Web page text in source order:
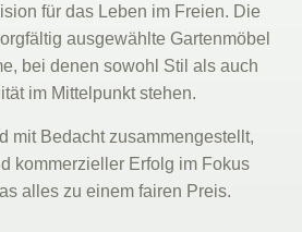
für das Leben im Freien. Die
ausgewählte Gartenmöbel
bei denen sowohl Stil als auch
im Mittelpunkt stehen.
mit Bedacht zusammengestellt,
kommerzieller Erfolg im Fokus
alles zu einem fairen Preis.